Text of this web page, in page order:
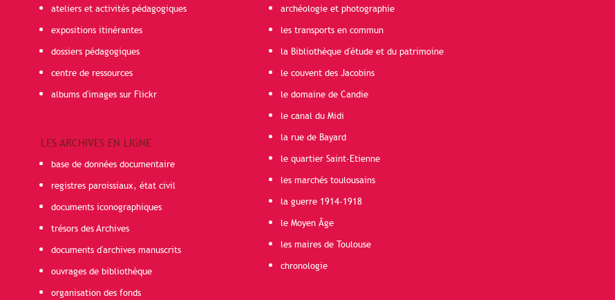
ateliers et activités pédagogiques
expositions itinérantes
dossiers pédagogiques
centre de ressources
albums d'images sur Flickr
LES ARCHIVES EN LIGNE
base de données documentaire
registres paroissiaux, état civil
documents iconographiques
trésors des Archives
documents d'archives manuscrits
ouvrages de bibliothèque
organisation des fonds
archéologie et photographie
les transports en commun
la Bibliothèque d'étude et du patrimoine
le couvent des Jacobins
le domaine de Candie
le canal du Midi
la rue de Bayard
le quartier Saint-Etienne
les marchés toulousains
la guerre 1914-1918
le Moyen Âge
les maires de Toulouse
chronologie